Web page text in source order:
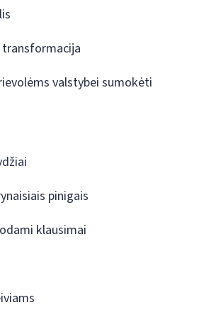
valstybei sumokėti
pinigais
klausimai